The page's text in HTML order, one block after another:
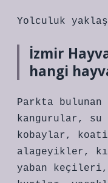
Yolculuk
İzmir
hangi
Parkta bulunan
kangurular, su
kobaylar,
alageyikler,
yaban